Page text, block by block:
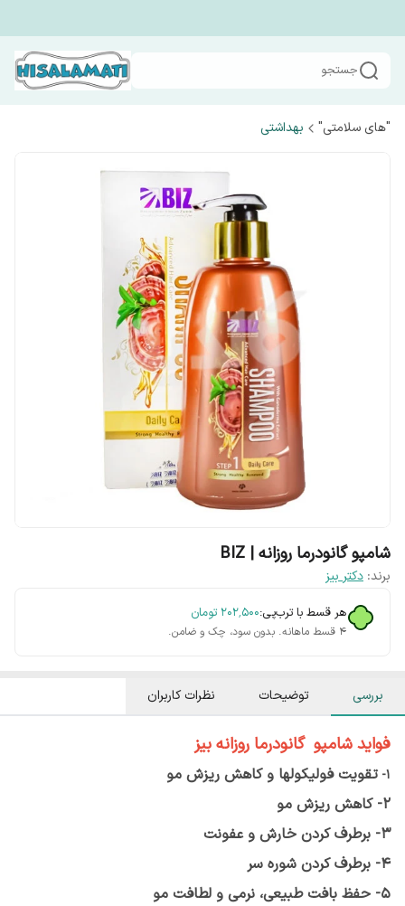
جستجو
"های سلامتی" بهداشتی
شامپو گانودرما روزانه | BIZ
برند: دکتر بیز
هر قسط با ترب‌پی:۲۰۲٬۵۰۰ تومان
۴ قسط ماهانه. بدون سود، چک و ضامن.
بررسی توضیحات نظرات کاربران
فوایدشامپو گانودرما روزانه بیز
1- تقویت فولیکولها و کاهش ریزش مو
2- کاهش ریزش مو
3- برطرف کردن خارش و عفونت
4- برطرف کردن شوره سر
5- حفظ بافت طبیعی، نرمی و لطافت مو